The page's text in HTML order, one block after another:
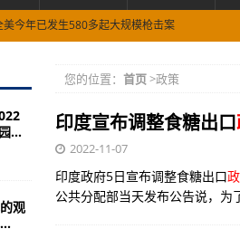
今年已发生580多起大规模枪击案
抵达，“翼龙”-3亮相
世界杯
您的位置： 首页>政策
印度宣布调整食糖出口
2022-11-07
印度政府5日宣布调整食糖出口
公共分配部当天发布公告说，为
...
观